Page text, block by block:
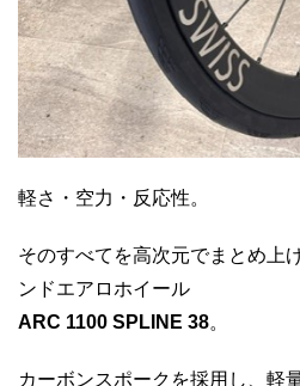
軽さ・空力・反応性。
そのすべてを高次元でまとめ上
ンドエアロホイール
ARC 1100 SPLINE 38。
カーボンスポークを採用し、軽